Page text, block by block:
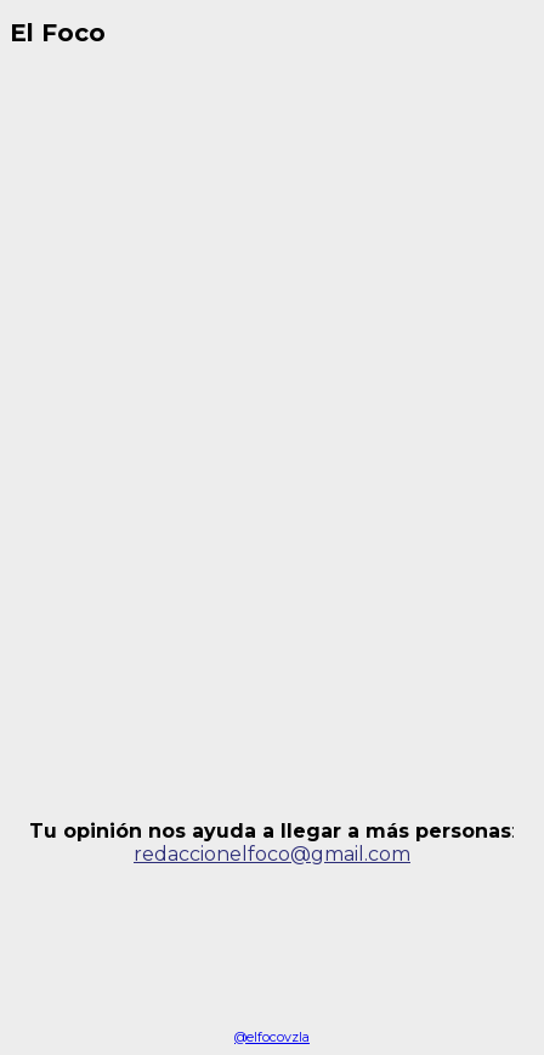
El Foco
Tu opinión nos ayuda a llegar a más personas:
redaccionelfoco@gmail.com
@elfocovzla